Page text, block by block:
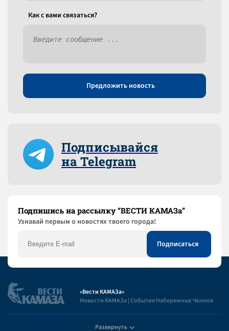
Как c вами связаться?
Предложить новость
Подписывайся
на Telegram
Подпишись на рассылку “ВЕСТИ КАМАЗа”
Узнaвай первым о новостях твоего города!
«Вести КАМАЗа»
Новости КАМАЗа | События Набережных Челнов
Развернуть